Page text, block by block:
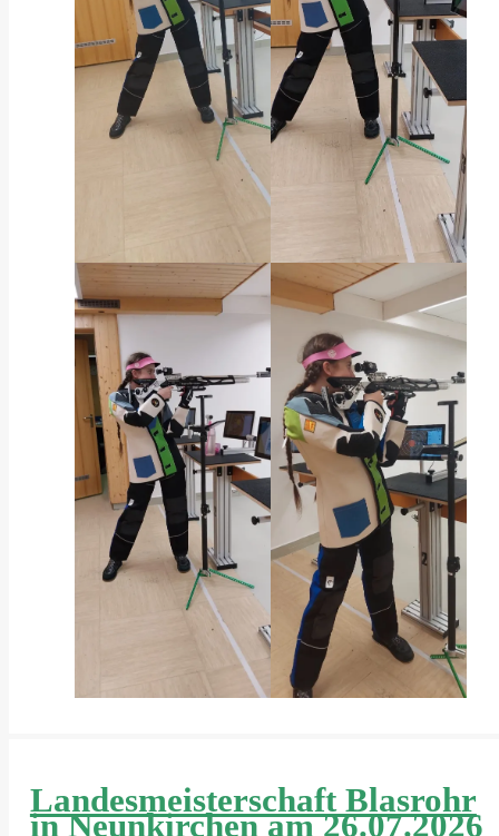
Landesmeisterschaft Blasrohr
in Neunkirchen am 26.07.2026